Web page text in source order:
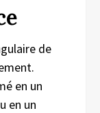
de
en un
en un